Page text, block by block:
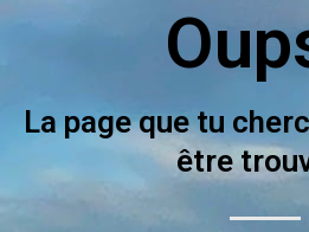
La page que tu
être